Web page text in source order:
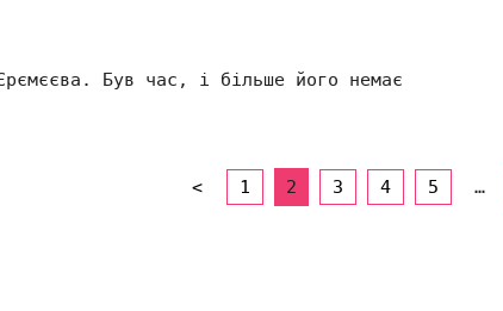
Був час, і більше його немає
< 1 2 3 4 5 …